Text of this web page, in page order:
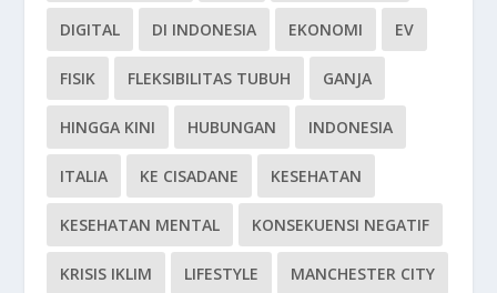
DIGITAL DI INDONESIA EKONOMI EV
FISIK FLEKSIBILITAS TUBUH GANJA
HINGGA KINI HUBUNGAN INDONESIA
ITALIA KE CISADANE KESEHATAN
KESEHATAN MENTAL KONSEKUENSI NEGATIF
KRISIS IKLIM LIFESTYLE MANCHESTER CITY